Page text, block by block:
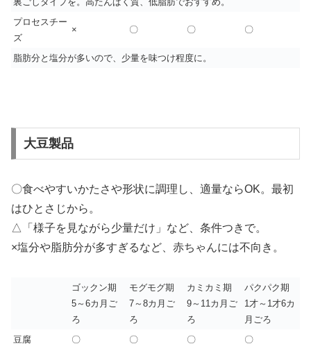
プロセスチー
ズ
× 〇 〇 〇
脂肪分と塩分が多いので、少量を味つけ程度に。
大豆製品
〇食べやすいかたさや形状に調理し、適量ならOK。最初
はひとさじから。
△「様子を見ながら少量だけ」など、条件つきで。
×塩分や脂肪分が多すぎるなど、赤ちゃんには不向き。
ゴックン期
5～6カ月ご
ろ
モグモグ期
7～8カ月ご
ろ
カミカミ期
9～11カ月ご
ろ
パクパク期
1才～1才6カ
月ごろ
豆腐
〇 〇 〇
〇